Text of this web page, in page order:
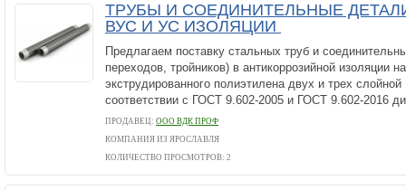
ТРУБЫ И СОЕДИНИТЕЛЬНЫЕ
ВУС И УС ИЗОЛЯЦИИ
Предлагаем поставку стальных труб и
переходов, тройников) в антикоррозийной изоляции
экструдированного полиэтилена двух и трех
соответствии с ГОСТ 9.602-2005 и ГОСТ 9.602-2016
ПРОДАВЕЦ: ООО ВДК ПРОФ
КОМПАНИЯ ИЗ ЯРОСЛАВЛЯ
КОЛИЧЕСТВО ПРОСМОТРОВ: 2